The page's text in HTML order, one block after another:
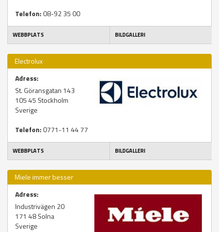
Telefon: 08-92 35 00
WEBBPLATS BILDGALLERI
Electrolux
Adress:
St. Göransgatan 143
105 45 Stockholm
Sverige
Telefon: 0771-11 44 77
WEBBPLATS BILDGALLERI
Miele immer besser
Adress:
Industrivägen 20
171 48Solna
Sverige